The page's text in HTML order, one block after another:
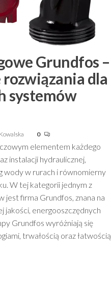
Grundfos –
rozwiązania dla
systemów
0
elementem każdego
instalacji hydraulicznej,
wody w rurach i równomierny
W tej kategorii jednym z
firma Grundfos, znana na
jakości, energooszczędnych
Grundfos wyróżniają się
trwałością oraz łatwością